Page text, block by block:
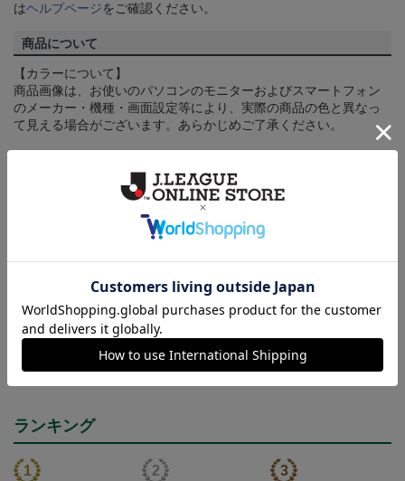
はヘルプページをご確認ください。
商品について
【カラーについて】
商品画像は、お使いのパソコンのモニターおよびスマートフォン
のメーカー・機種・画面設定等により、実際の商品の色と異なっ
て見える場合がございます。あらかじめご了承ください。
取り扱い商品によっては、パッケージやデザインなどの仕様が予
告なく変更になることがございます。
決済について
ギフト対応について
ヘルプページ
ランキング